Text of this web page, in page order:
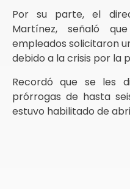
Por su parte, el
Martínez, señaló
empleados solicitaron
debido a la crisis por la
Recordó que se les
prórrogas de hasta
estuvo habilitado de